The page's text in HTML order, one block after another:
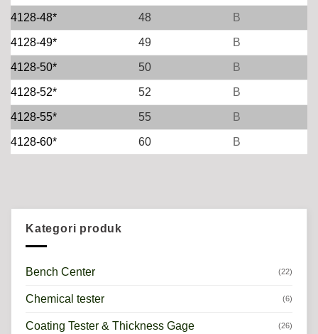
4128-48* 48 B
4128-49* 49 B
4128-50* 50 B
4128-52* 52 B
4128-55* 55 B
4128-60* 60 B
Kategori produk
Bench Center (22)
Chemical tester (6)
Coating Tester & Thickness Gage (26)